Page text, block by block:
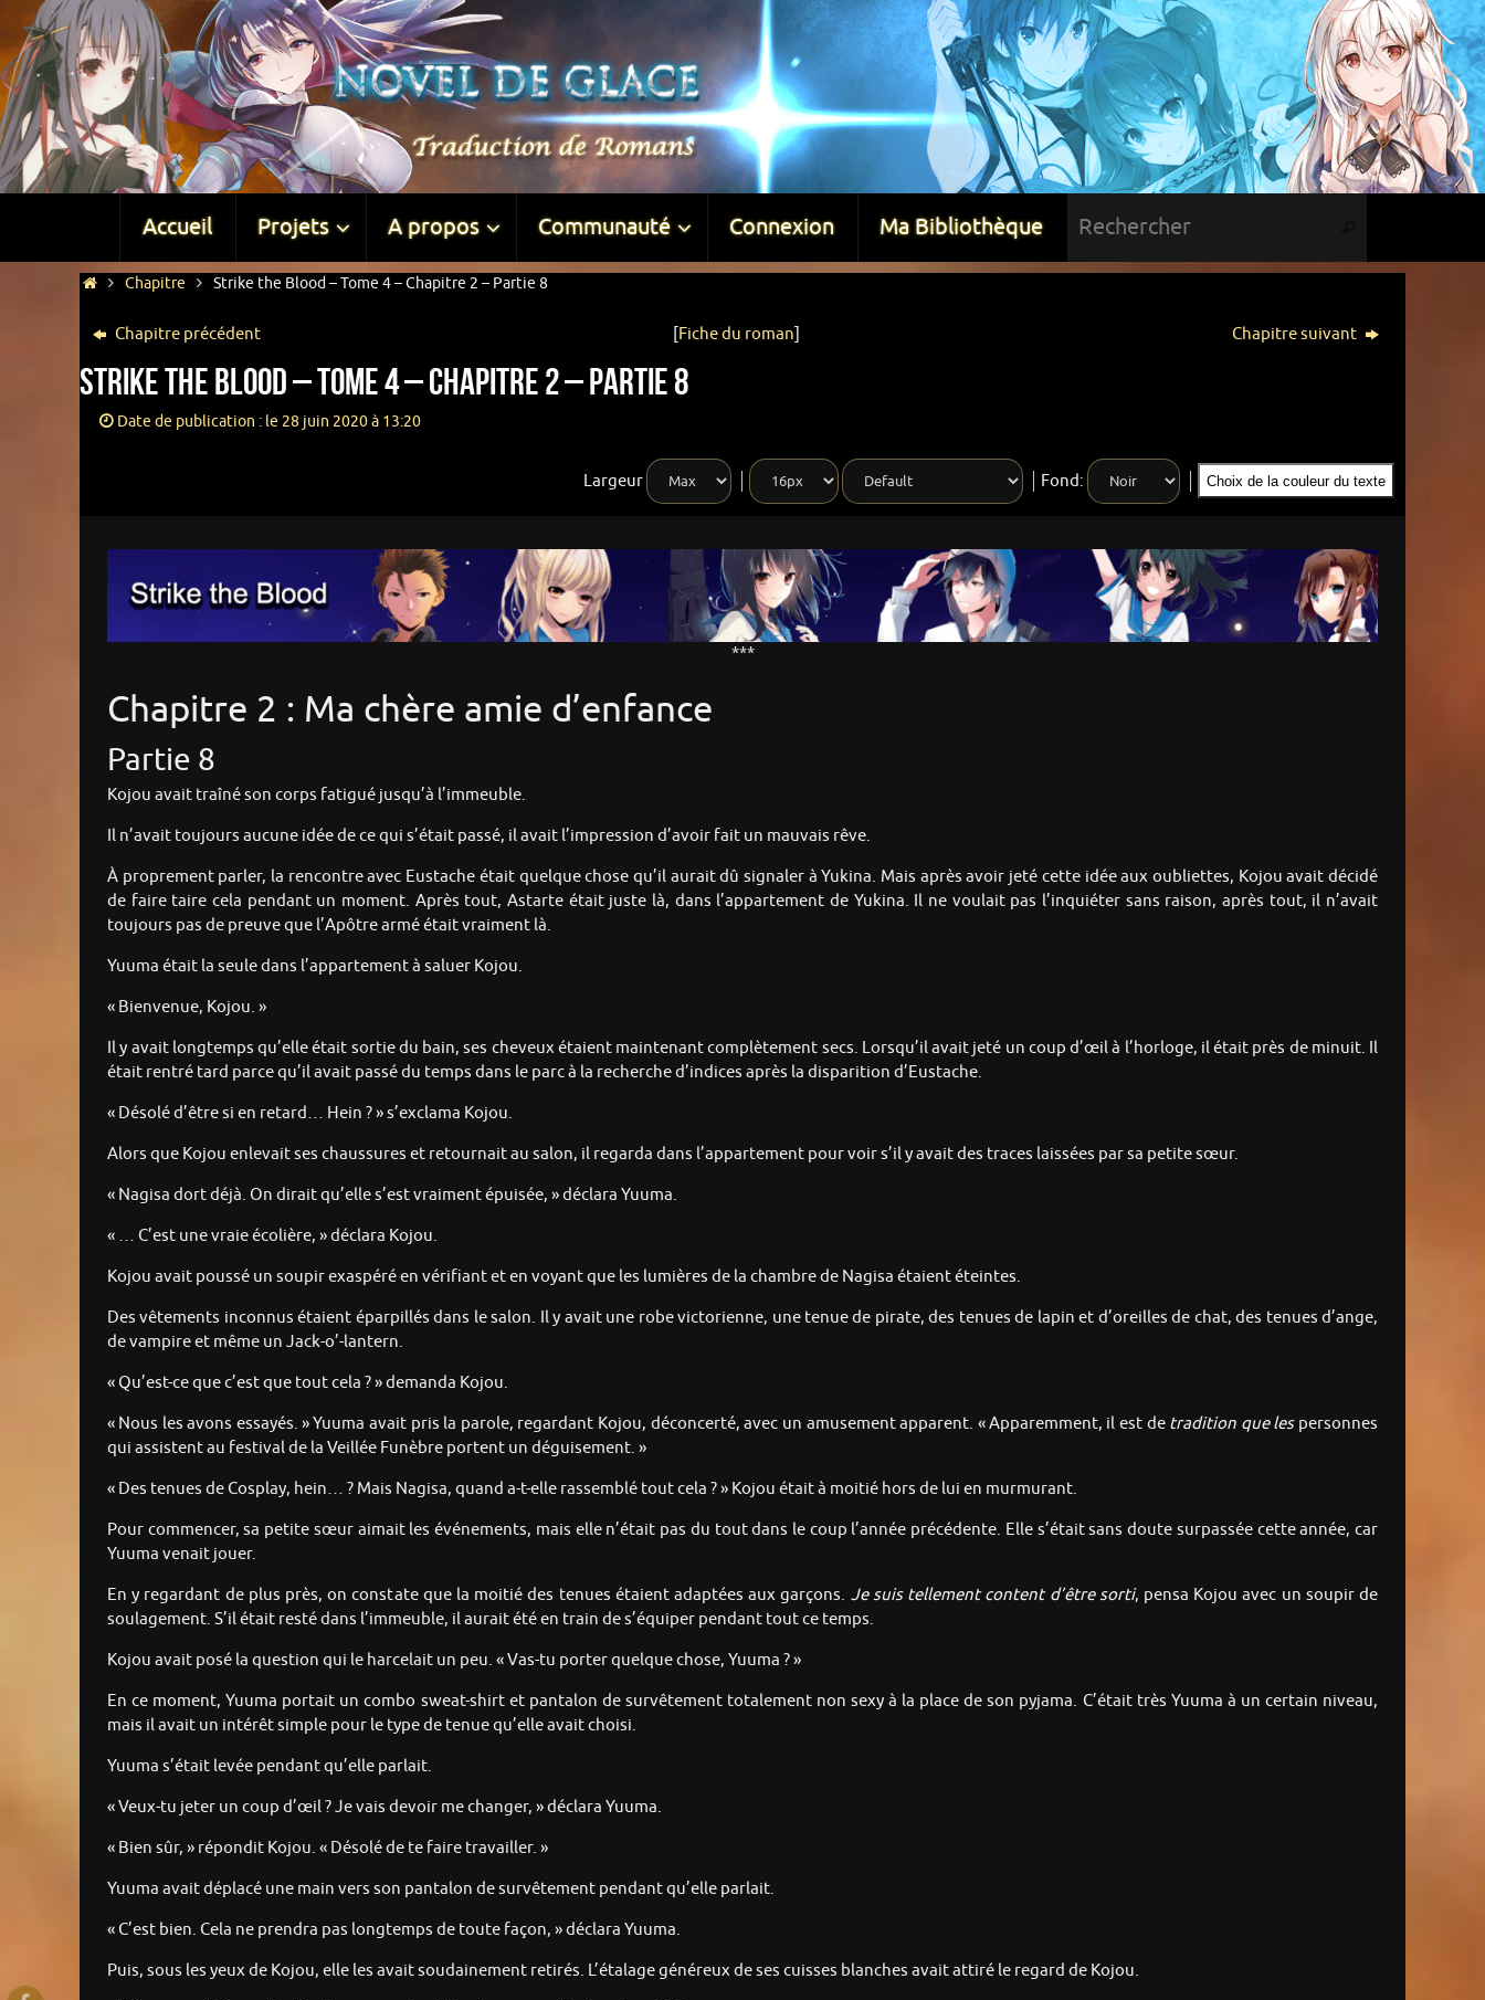
Accueil Projets A propos Communauté Connexion Ma Bibliothèque
Chapitre Strike the Blood – Tome 4 – Chapitre 2 – Partie 8
Chapitre précédent [Fiche du roman] Chapitre suivant
Strike the Blood – Tome 4 – Chapitre 2 – Partie 8
Date de publication : le 28 juin 2020 à 13:20
Largeur Fond: Choix de la couleur du texte
***
Chapitre 2 : Ma chère amie d’enfance
Partie 8
Kojou avait traîné son corps fatigué jusqu’à l’immeuble.
Il n’avait toujours aucune idée de ce qui s’était passé, il avait l’impression d’avoir fait un mauvais rêve.
À proprement parler, la rencontre avec Eustache était quelque chose qu’il aurait dû signaler à Yukina. Mais après avoir jeté cette idée aux oubliettes, Kojou avait décidé
de faire taire cela pendant un moment. Après tout, Astarte était juste là, dans l’appartement de Yukina. Il ne voulait pas l’inquiéter sans raison, après tout, il n’avait
toujours pas de preuve que l’Apôtre armé était vraiment là.
Yuuma était la seule dans l’appartement à saluer Kojou.
« Bienvenue, Kojou. »
Il y avait longtemps qu’elle était sortie du bain, ses cheveux étaient maintenant complètement secs. Lorsqu’il avait jeté un coup d’œil à l’horloge, il était près de minuit. Il
était rentré tard parce qu’il avait passé du temps dans le parc à la recherche d’indices après la disparition d’Eustache.
« Désolé d’être si en retard… Hein ? » s’exclama Kojou.
Alors que Kojou enlevait ses chaussures et retournait au salon, il regarda dans l’appartement pour voir s’il y avait des traces laissées par sa petite sœur.
« Nagisa dort déjà. On dirait qu’elle s’est vraiment épuisée, » déclara Yuuma.
« … C’est une vraie écolière, » déclara Kojou.
Kojou avait poussé un soupir exaspéré en vérifiant et en voyant que les lumières de la chambre de Nagisa étaient éteintes.
Des vêtements inconnus étaient éparpillés dans le salon. Il y avait une robe victorienne, une tenue de pirate, des tenues de lapin et d’oreilles de chat, des tenues d’ange,
de vampire et même un Jack-o’-lantern.
« Qu’est-ce que c’est que tout cela ? » demanda Kojou.
« Nous les avons essayés. » Yuuma avait pris la parole, regardant Kojou, déconcerté, avec un amusement apparent. « Apparemment, il est de tradition que lespersonnes
qui assistent au festival de la Veillée Funèbre portent un déguisement. »
« Des tenues de Cosplay, hein… ? Mais Nagisa, quand a-t-elle rassemblé tout cela ? » Kojou était à moitié hors de lui en murmurant.
Pour commencer, sa petite sœur aimait les événements, mais elle n’était pas du tout dans le coup l’année précédente. Elle s’était sans doute surpassée cette année, car
Yuuma venait jouer.
En y regardant de plus près, on constate que la moitié des tenues étaient adaptées aux garçons. Je suis tellement content d’être sorti, pensa Kojou avec un soupir de
soulagement. S’il était resté dans l’immeuble, il aurait été en train de s’équiper pendant tout ce temps.
Kojou avait posé la question qui le harcelait un peu. « Vas-tu porter quelque chose, Yuuma ? »
En ce moment, Yuuma portait un combo sweat-shirt et pantalon de survêtement totalement non sexy à la place de son pyjama. C’était très Yuuma à un certain niveau,
mais il avait un intérêt simple pour le type de tenue qu’elle avait choisi.
Yuuma s’était levée pendant qu’elle parlait.
« Veux-tu jeter un coup d’œil ? Je vais devoir me changer, » déclara Yuuma.
« Bien sûr, » répondit Kojou. « Désolé de te faire travailler. »
Yuuma avait déplacé une main vers son pantalon de survêtement pendant qu’elle parlait.
« C’est bien. Cela ne prendra pas longtemps de toute façon, » déclara Yuuma.
Puis, sous les yeux de Kojou, elle les avait soudainement retirés. L’étalage généreux de ses cuisses blanches avait attiré le regard de Kojou.